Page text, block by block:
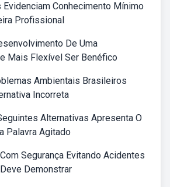
Conhecimento Mínimo
Profissional
De Uma
Mais Flexível Ser Benéfico
Ambientais Brasileiros
Incorreta
Alternativas Apresenta O
Palavra Agitado
Segurança Evitando Acidentes
Demonstrar